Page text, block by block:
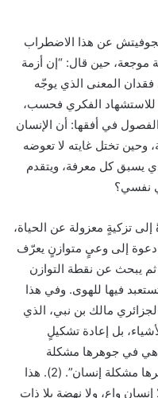
عن هذا الاضطراب
موجعة، حين قال: “إن أزمة
المعنى الذي يوجّه
هنا للاستشهاد الفكري فحسب،
في أفقها: أن الإنسان
وحين تختل غايته لا تعوضه
يسبق كل معرفة، ويتقدم
نفسي؟
تزكيةٍ معزولة عن الحياة،
دعوة إلى وعيٍ متوازنٍ يعرّف
يبحث عن نقطة التوازن
تستعبد فيها للهوى. وفي هذا
مالك بن نبي، الذي
بل إعادة تشكيلٍ
هي في جوهرها مشكلة
حضارة، ومشكلة الحضارة هي في جوهرها مشكلة إنسان”. (2). هذا
إنسانٍ واعٍ، ولا نهضة بلا ذاتٍ